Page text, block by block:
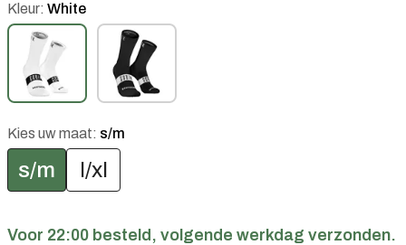
Kleur: White
Kies uw maat: s/m
s/m l/xl
Voor 22:00 besteld, volgende werkdag verzonden.